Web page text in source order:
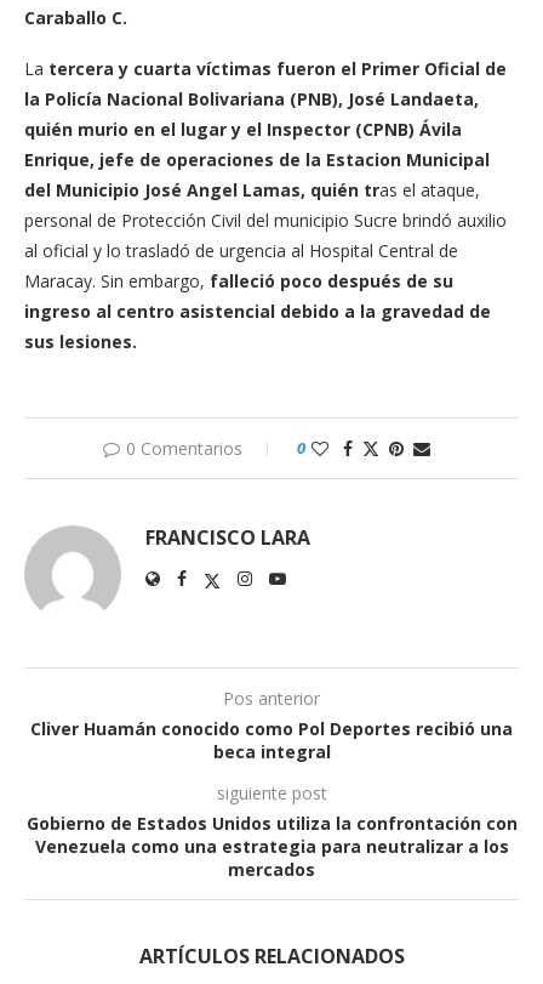
Caraballo C.
La tercera y cuarta víctimas fueron el Primer Oficial de
la Policía Nacional Bolivariana (PNB), José Landaeta,
quién murio en el lugar y el Inspector (CPNB) Ávila
Enrique, jefe de operaciones de la Estacion Municipal
del Municipio José Angel Lamas, quién tras el ataque,
personal de Protección Civil del municipio Sucre brindó auxilio
al oficial y lo trasladó de urgencia al Hospital Central de
Maracay. Sin embargo, falleció poco después de su
ingreso al centro asistencial debido a la gravedad de
sus lesiones.
0 Comentarios 0
FRANCISCO LARA
Pos anterior
Cliver Huamán conocido como Pol Deportes recibió una
beca integral
siguiente post
Gobierno de Estados Unidos utiliza la confrontación con
Venezuela como una estrategia para neutralizar a los
mercados
ARTÍCULOS RELACIONADOS